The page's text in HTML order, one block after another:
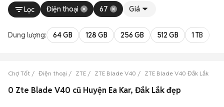
Lọc Điện thoại 67 Giá
Dung lượng: 64 GB 128 GB 256 GB 512 GB 1 TB
Chợ Tốt Điện thoại ZTE ZTE Blade V40 ZTE Blade V40 Đắk Lắk
0 Zte Blade V40 cũ Huyện Ea Kar, Đắk Lắk đẹp